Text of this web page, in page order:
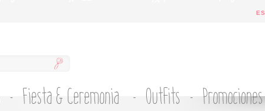
ES
Fiesta & Ceremonia Outfits Promociones